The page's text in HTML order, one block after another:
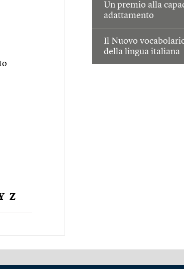
Un premio alla
adattamento
Il Nuovo
della lingua italiana
Z